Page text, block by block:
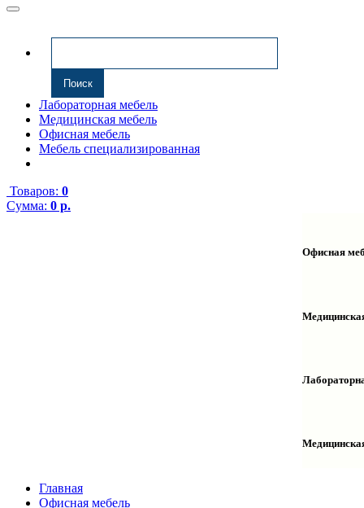
Лабораторная мебель
Медицинская мебель
Офисная мебель
Мебель специализированная
Товаров: 0
Сумма: 0 р.
Офисная
Столы
Шкафы
Шкафы
Тумбы
Главная
Офисная мебель